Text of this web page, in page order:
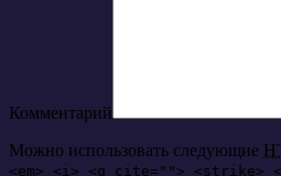
Комментарий
Можно использовать следующие
<em> <i> <q cite=""> <strike>